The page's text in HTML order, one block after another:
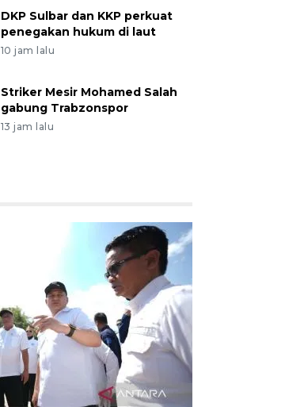
DKP Sulbar dan KKP perkuat
penegakan hukum di laut
10 jam lalu
Striker Mesir Mohamed Salah
gabung Trabzonspor
13 jam lalu